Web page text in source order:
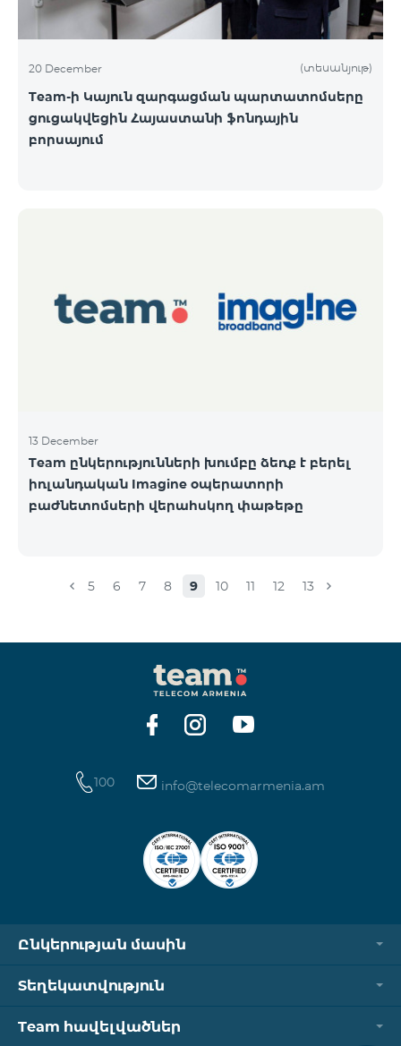
20 December (տեսանյութ)
Team-ի Կայուն զարգացման պարտատոմսերը
ցուցակվեցին Հայաստանի ֆոնդային
բորսայում
13 December
Team ընկերությունների խումբը ձեռք է բերել
իռլանդական Imagine օպերատորի
բաժնետոմսերի վերահսկող փաթեթը
5 6 7 8 9 10 11 12 13
100 info@telecomarmenia.am
Ընկերության մասին
Տեղեկատվություն
Team հավելվածներ